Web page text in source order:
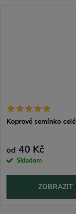
Koprové semínko celé
od 40 Kč
Skladom
ZOBRAZIT